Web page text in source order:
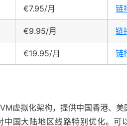
€7.95/月 链
€9.95/月 链
€19.95/月 链
虚拟化架构，提供中国香港、美
国大陆地区线路特别优化。可